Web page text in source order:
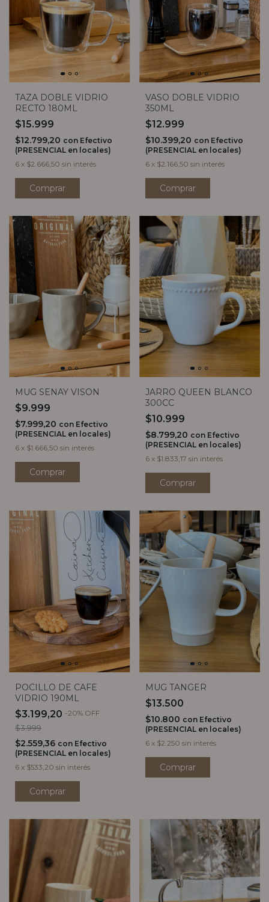
TAZA DOBLE VIDRIO
RECTO 180ML
$15.999
$12.799,20 con Efectivo
(PRESENCIAL en locales)
6 x $2.666,50 sin interés
VASO DOBLE VIDRIO
350ML
$12.999
$10.399,20 con Efectivo
(PRESENCIAL en locales)
6 x $2.166,50 sin interés
MUG SENAY VISON
$9.999
$7.999,20 con Efectivo
(PRESENCIAL en locales)
6 x $1.666,50 sin interés
JARRO QUEEN BLANCO
300CC
$10.999
$8.799,20 con Efectivo
(PRESENCIAL en locales)
6 x $1.833,17 sin interés
POCILLO DE CAFE
VIDRIO 190ML
$3.199,20 -20% OFF
$3.999
$2.559,36 con Efectivo
(PRESENCIAL en locales)
6 x $533,20 sin interés
MUG TANGER
$13.500
$10.800 con Efectivo
(PRESENCIAL en locales)
6 x $2.250 sin interés